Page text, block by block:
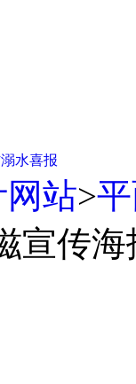
水喜报
站>
宣传海